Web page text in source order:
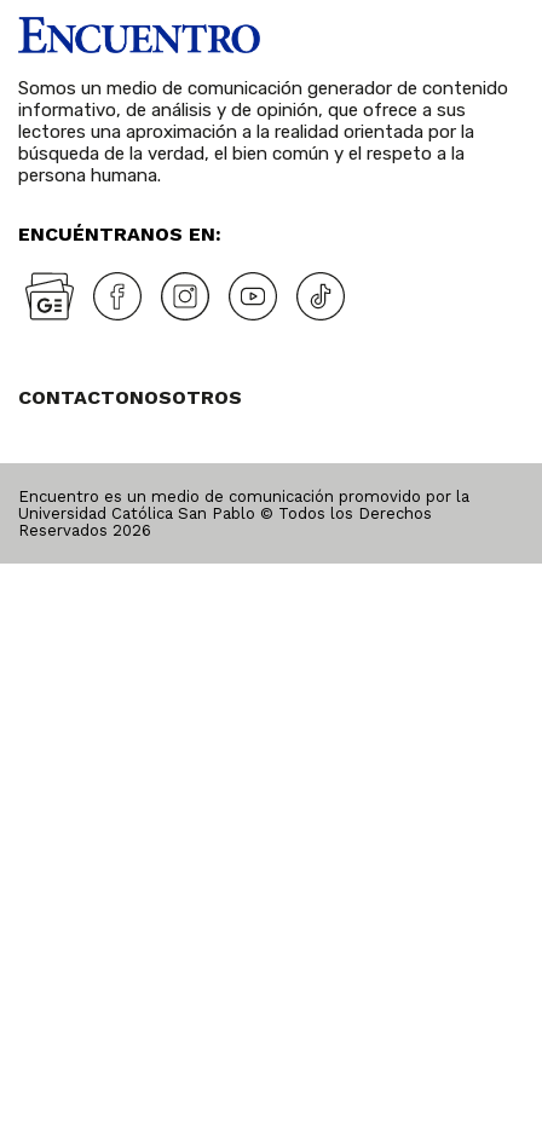
Somos un medio de comunicación generador de contenido
informativo, de análisis y de opinión, que ofrece a sus
lectores una aproximación a la realidad orientada por la
búsqueda de la verdad, el bien común y el respeto a la
persona humana.
ENCUÉNTRANOS EN:
CONTACTONOSOTROS
Encuentro es un medio de comunicación promovido por la
Universidad Católica San Pablo © Todos los Derechos
Reservados 2026